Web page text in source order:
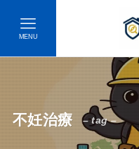
MENU
不妊治療 – tag –